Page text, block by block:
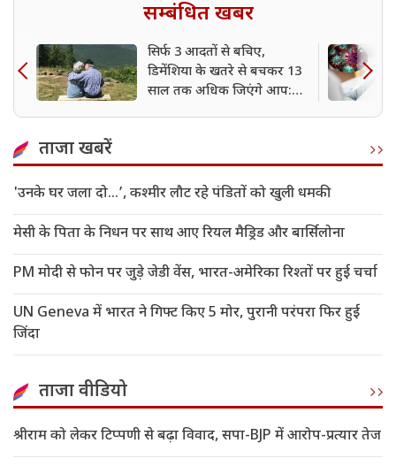
सम्बंधित खबर
सिर्फ 3 आदतों से बचिए,
डिमेंशिया के खतरे से बचकर 13
साल तक अधिक जिएंगे आप:
ताजा खबरें
'उनके घर जला दो…’, कश्मीर लौट रहे पंडितों को खुली धमकी
मेसी के पिता के निधन पर साथ आए रियल मैड्रिड और बार्सिलोना
PM मोदी से फोन पर जुड़े जेडी वेंस, भारत-अमेरिका रिश्तों पर हुई चर्चा
UN Geneva में भारत ने गिफ्ट किए 5 मोर, पुरानी परंपरा फिर हुई
जिंदा
ताजा वीडियो
श्रीराम को लेकर टिप्पणी से बढ़ा विवाद, सपा-BJP में आरोप-प्रत्यार तेज